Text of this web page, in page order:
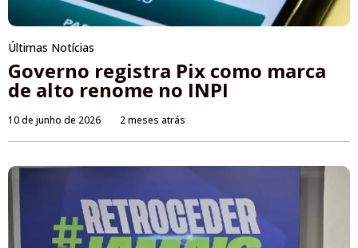
Últimas Notícias
Governo registra Pix como marca
de alto renome no INPI
10 de junho de 2026 2 meses atrás